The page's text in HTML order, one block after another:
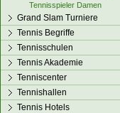
Tennisspieler Damen
Grand Slam Turniere
Tennis Begriffe
Tennisschulen
Tennis Akademie
Tenniscenter
Tennishallen
Tennis Hotels